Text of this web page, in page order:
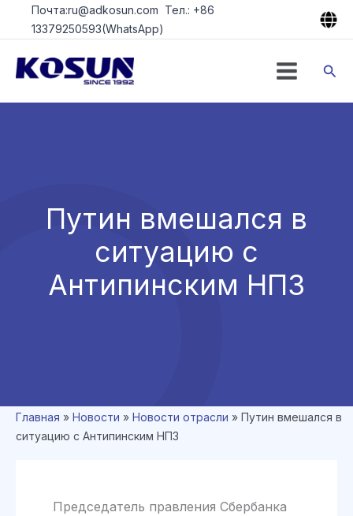
ПерейтиПочта:ru@adkosun.com Тел.: +86
13379250593(WhatsApp)
Путин вмешался в
ситуацию с
Антипинским НПЗ
Главная » Новости » Новости отрасли » Путин вмешался в
ситуацию с Антипинским НПЗ
Председатель правления Сбербанка